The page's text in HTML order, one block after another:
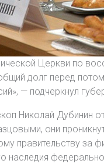
Церкви по
долг перед
— подчеркнул
Николай Дубинин
они
правительству за
наследия